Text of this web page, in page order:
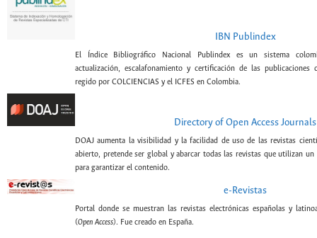
IBN Publindex
El Índice Bibliográfico Nacional Publindex es un sistema
actualización, escalafonamiento y certificación de las publicaciones
regido por COLCIENCIAS y el ICFES en Colombia.
Directory of Open Access Journals
DOAJ aumenta la visibilidad y la facilidad de uso de las revistas
abierto, pretende ser global y abarcar todas las revistas que utilizan
para garantizar el contenido.
e-Revistas
Portal donde se muestran las revistas electrónicas españolas y
(Open Access). Fue creado en España.